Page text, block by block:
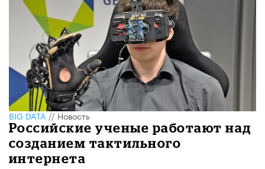
BIG DATA//Новость
Российские ученые работают над
созданием тактильного
интернета